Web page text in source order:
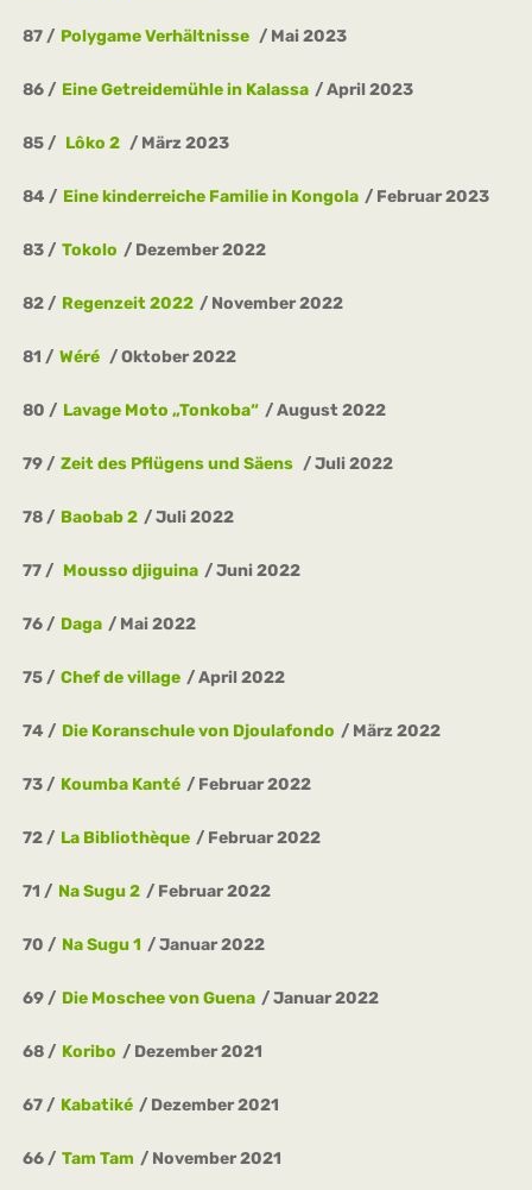
87 Polygame Verhältnisse Mai 2023
86 Eine Getreidemühle in Kalassa April 2023
85 Lôko 2 März 2023
84 Eine kinderreiche Familie in Kongola Februar 2023
83 Tokolo Dezember 2022
82 Regenzeit 2022 November 2022
81 Wéré Oktober 2022
80 Lavage Moto „Tonkoba“ August 2022
79 Zeit des Pflügens und Säens Juli 2022
78 Baobab 2 Juli 2022
77 Mousso djiguina Juni 2022
76 Daga Mai 2022
75 Chef de village April 2022
74 Die Koranschule von Djoulafondo März 2022
73 Koumba Kanté Februar 2022
72 La Bibliothèque Februar 2022
71 Na Sugu 2 Februar 2022
70 Na Sugu 1 Januar 2022
69 Die Moschee von Guena Januar 2022
68 Koribo Dezember 2021
67 Kabatiké Dezember 2021
66 Tam Tam November 2021